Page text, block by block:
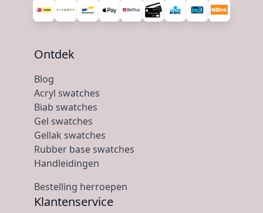
Ontdek
Blog
Acryl swatches
Biab swatches
Gel swatches
Gellak swatches
Rubber base swatches
Handleidingen
Bestelling herroepen
Klantenservice